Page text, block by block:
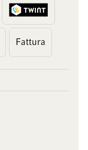
Fattura